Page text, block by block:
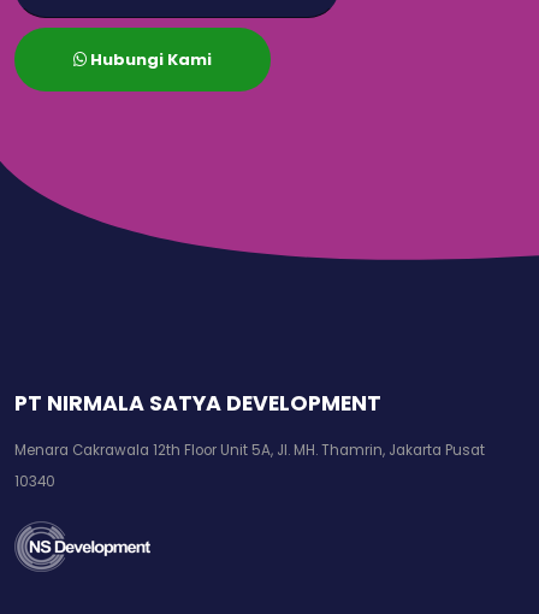
Hubungi Kami
PT NIRMALA SATYA DEVELOPMENT
Menara Cakrawala 12th Floor Unit 5A, Jl. MH. Thamrin, Jakarta Pusat
10340